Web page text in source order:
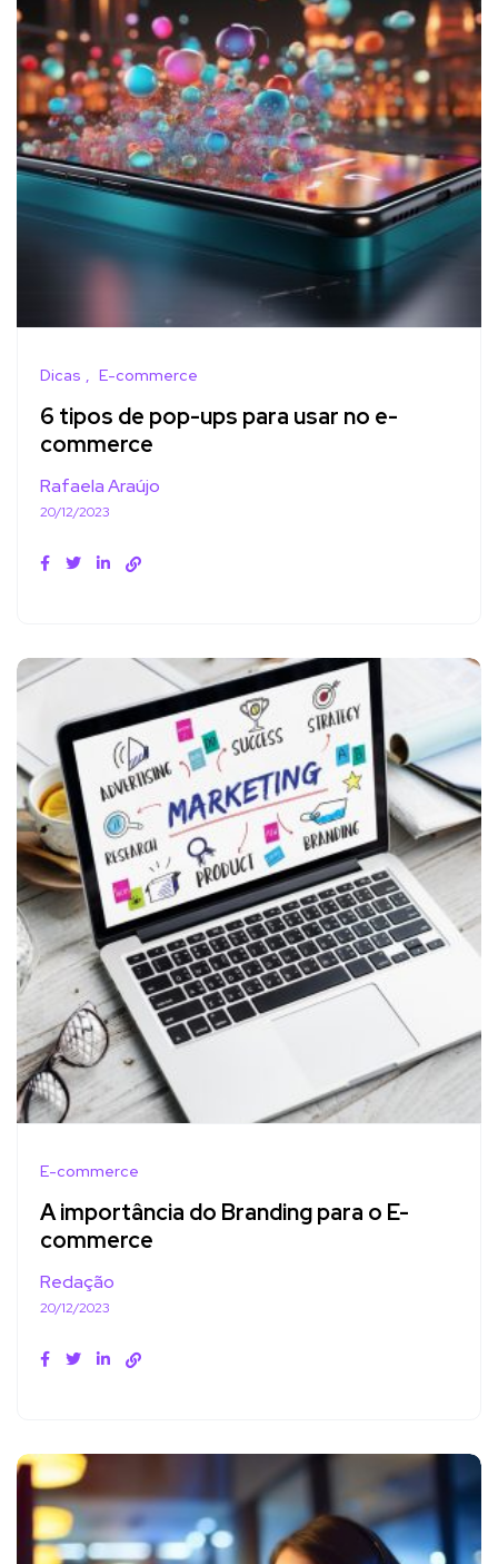
Dicas E-commerce
6 tipos de pop-ups para usar no e-
commerce
Rafaela Araújo
20/12/2023
E-commerce
A importância do Branding para o E-
commerce
Redação
20/12/2023